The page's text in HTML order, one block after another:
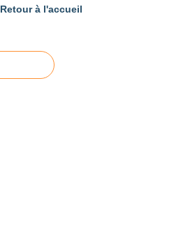
Retour à l'accueil